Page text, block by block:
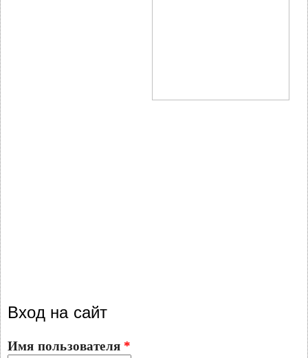
Вход на сайт
Имя пользователя *